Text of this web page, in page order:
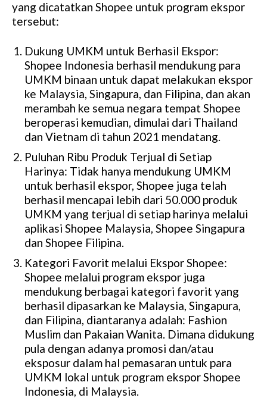
u
yang dicatatkan Shopee untuk program ekspor
tersebut:
Dukung UMKM untuk Berhasil Ekspor:
Shopee Indonesia berhasil mendukung para
UMKM binaan untuk dapat melakukan ekspor
ke Malaysia, Singapura, dan Filipina, dan akan
merambah ke semua negara tempat Shopee
beroperasi kemudian, dimulai dari Thailand
dan Vietnam di tahun 2021 mendatang.
Puluhan Ribu Produk Terjual di Setiap
Harinya: Tidak hanya mendukung UMKM
untuk berhasil ekspor, Shopee juga telah
berhasil mencapai lebih dari 50.000 produk
UMKM yang terjual di setiap harinya melalui
aplikasi Shopee Malaysia, Shopee Singapura
dan Shopee Filipina.
Kategori Favorit melalui Ekspor Shopee:
Shopee melalui program ekspor juga
mendukung berbagai kategori favorit yang
berhasil dipasarkan ke Malaysia, Singapura,
dan Filipina, diantaranya adalah: Fashion
Muslim dan Pakaian Wanita. Dimana didukung
pula dengan adanya promosi dan/atau
eksposur dalam hal pemasaran untuk para
UMKM lokal untuk program ekspor Shopee
Indonesia, di Malaysia.